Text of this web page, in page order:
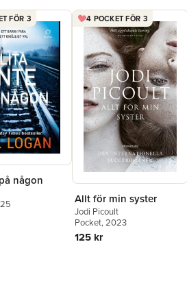
FÖR 3
någon
4 POCKET FÖR 3
Allt för min syster
Jodi Picoult
Pocket, 2023
125 kr